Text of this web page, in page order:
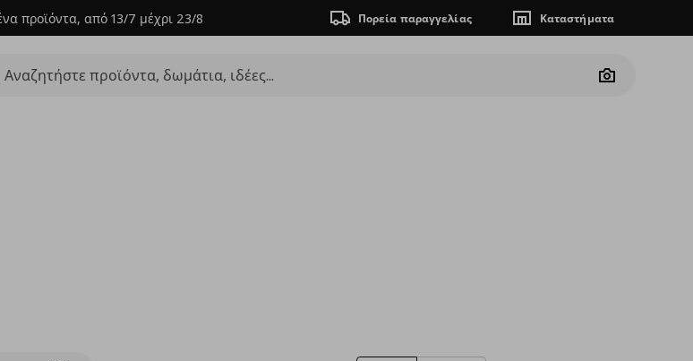
προϊόντα, από 13/7 μέχρι 23/8 Πορεία παραγγελίας Καταστήματα
Camera